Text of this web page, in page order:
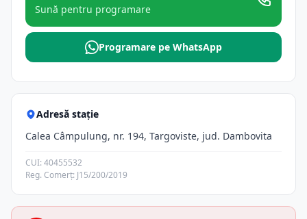
Sună pentru programare
Programare pe WhatsApp
Adresă stație
Calea Câmpulung, nr. 194, Targoviste, jud. Dambovita
CUI: 40455532
Reg. Comerț: J15/200/2019